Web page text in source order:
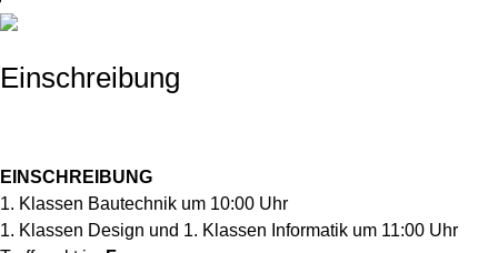
Einschreibung
EINSCHREIBUNG
1. Klassen Bautechnik um 10:00 Uhr
1. Klassen Design und 1. Klassen Informatik um 11:00 Uhr